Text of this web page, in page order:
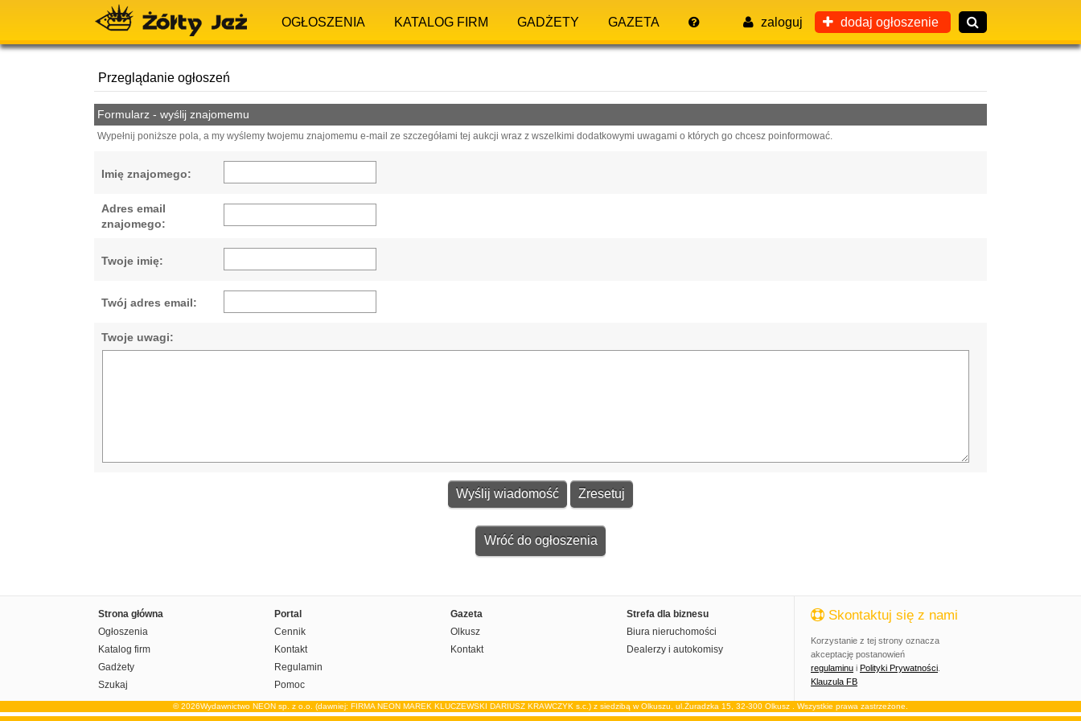
OGŁOSZENIA KATALOG FIRM GADŻETY GAZETA zaloguj dodaj ogłoszenie
Przeglądanie ogłoszeń
Formularz - wyślij znajomemu
Wypełnij poniższe pola, a my wyślemy twojemu znajomemu e-mail ze szczegółami tej aukcji wraz z wszelkimi dodatkowymi uwagami o których go chcesz poinformować.
Imię znajomego:
Adres email
znajomego:
Twoje imię:
Twój adres email:
Twoje uwagi:
Wróć do ogłoszenia
Strona główna
Ogłoszenia
Katalog firm
Gadżety
Szukaj
Portal
Cennik
Kontakt
Regulamin
Pomoc
Gazeta
Olkusz
Kontakt
Strefa dla biznesu
Biura nieruchomości
Dealerzy i autokomisy
Skontaktuj się z nami
Korzystanie z tej strony oznacza
akceptację postanowień
regulaminu i Polityki Prywatności
Klauzula FB
© 2026Wydawnictwo NEON sp. z o.o. (dawniej: FIRMA NEON MAREK KLUCZEWSKI DARIUSZ KRAWCZYK s.c.) z siedzibą w Olkuszu, ul.Żuradzka 15, 32-300 Olkusz . Wszystkie prawa zastrzeżone.